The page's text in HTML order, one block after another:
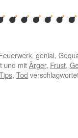
, genial,
und mitÄrger, Frust,
, Tod